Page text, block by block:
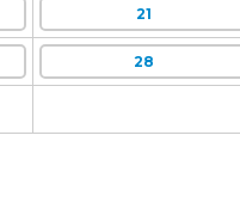
21
28